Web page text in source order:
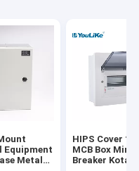
Equipment
Metal
HIPS Cover 10
MCB Box Mini
Breaker Kotak